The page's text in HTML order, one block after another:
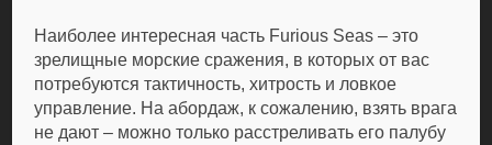
Наиболее интересная часть Furious Seas – это
зрелищные морские сражения, в которых от вас
потребуются тактичность, хитрость и ловкое
управление. На абордаж, к сожалению, взять врага
не дают – можно только расстреливать его палубу